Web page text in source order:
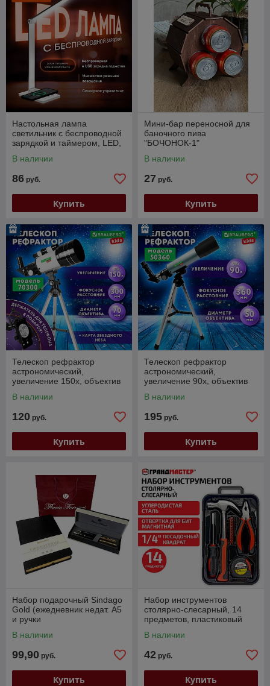
Настольная лампа
светильник с беспроводной
зарядкой и таймером, LED,
(238327)
В наличии
86 руб.
Купить
Мини-бар переносной для
баночного пива
"БОЧОНОК-1"
В наличии
27 руб.
Купить
Телескоп рефрактор
астрономический,
увеличение 150х, объектив
видоискатель, BRAUBERG
В наличии
120 руб.
Купить
Телескоп рефрактор
астрономический,
увеличение 90х, объектив
видоискатель, BRAUBERG
В наличии
195 руб.
Купить
Набор подарочный Sindago
Gold (ежедневник недат. А5
и ручки
Ferucci
В наличии
99,90 руб.
Купить
Набор инструментов
столярно-слесарный, 14
предметов, пластиковый
В наличии
42 руб.
Купить